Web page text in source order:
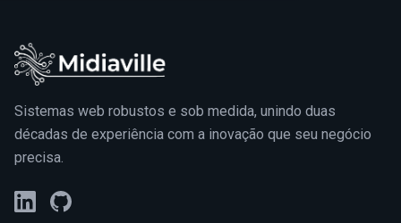
Sistemas web robustos e sob medida, unindo duas
décadas de experiência com a inovação que seu negócio
precisa.
LinkedInGitHub